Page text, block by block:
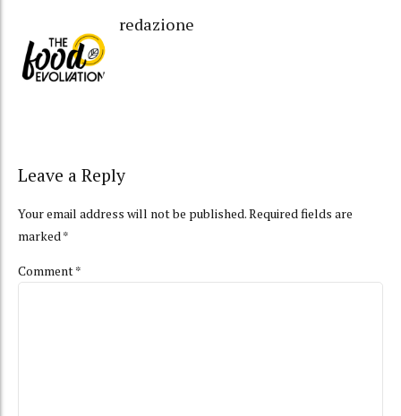
redazione
Leave a Reply
Your email address will not be published. Required fields are
marked *
Comment*